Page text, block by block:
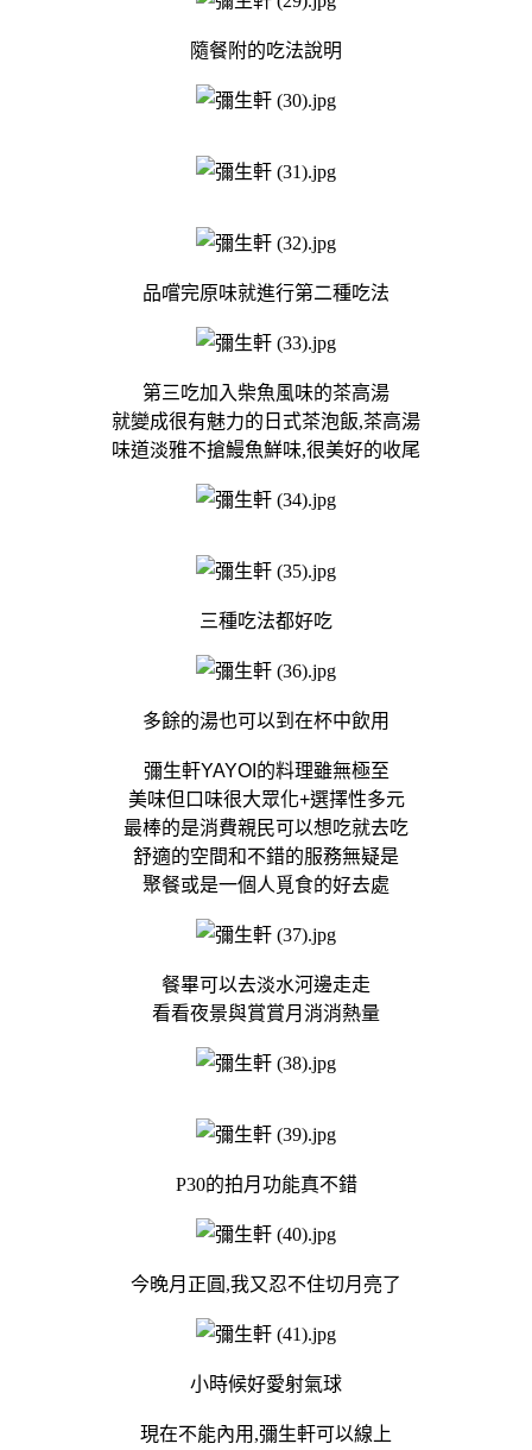
隨餐附的吃法說明
品嚐完原味就進行第二種吃法
第三吃加入柴魚風味的茶高湯
就變成很有魅力的日式茶泡飯,茶高湯
味道淡雅不搶鰻魚鮮味,很美好的收尾
三種吃法都好吃
多餘的湯也可以到在杯中飲用
彌生軒YAYOI的料理雖無極至
美味但口味很大眾化+選擇性多元
最棒的是消費親民可以想吃就去吃
舒適的空間和不錯的服務無疑是
聚餐或是一個人覓食的好去處
餐畢可以去淡水河邊走走
看看夜景與賞賞月消消熱量
P30的拍月功能真不錯
今晚月正圓,我又忍不住切月亮了
小時候好愛射氣球
現在不能內用,彌生軒可以線上